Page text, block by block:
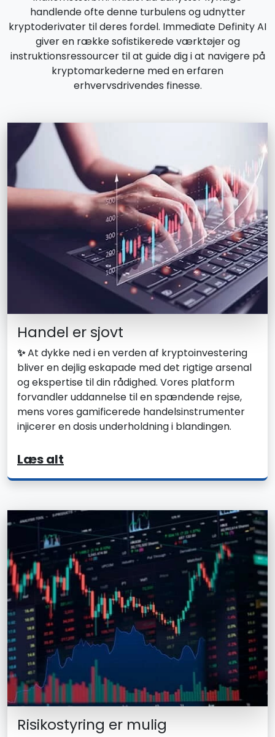
handlende ofte denne turbulens og udnytter
kryptoderivater til deres fordel. Immediate Definity AI
giver en række sofistikerede værktøjer og
instruktionsressourcer til at guide dig i at navigere på
kryptomarkederne med en erfaren
erhvervsdrivendes finesse.
Handel er sjovt
✨At dykke ned i en verden af kryptoinvestering
bliver en dejlig eskapade med det rigtige arsenal
og ekspertise til din rådighed. Vores platform
forvandler uddannelse til en spændende rejse,
mens vores gamificerede handelsinstrumenter
injicerer en dosis underholdning i blandingen.
Læs alt
Risikostyring er mulig